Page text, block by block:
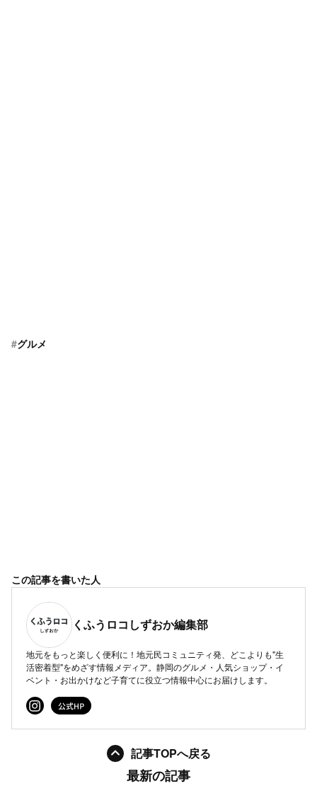
#グルメ
この記事を書いた人
くふうロコしずおか編集部
地元をもっと楽しく便利に！地元民コミュニティ発、どこよりも"生
活密着型"をめざす情報メディア。静岡のグルメ・人気ショップ・イ
ベント・お出かけなど子育てに役立つ情報中心にお届けします。
記事TOPへ戻る
最新の記事